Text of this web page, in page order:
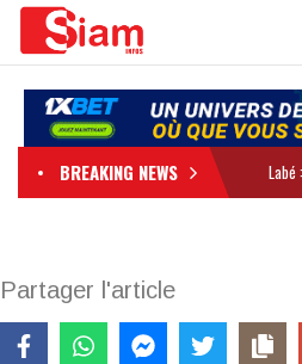
BREAKING NEWS
Partager l'article